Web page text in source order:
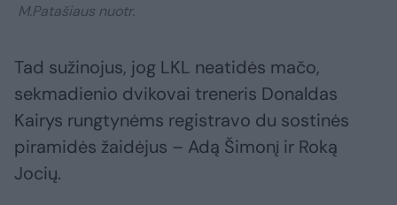
M.Patašiaus nuotr.
Tad sužinojus, jog LKL neatidės mačo,
sekmadienio dvikovai treneris Donaldas
Kairys rungtynėms registravo du sostinės
piramidės žaidėjus – Adą Šimonį ir Roką
Jocių.